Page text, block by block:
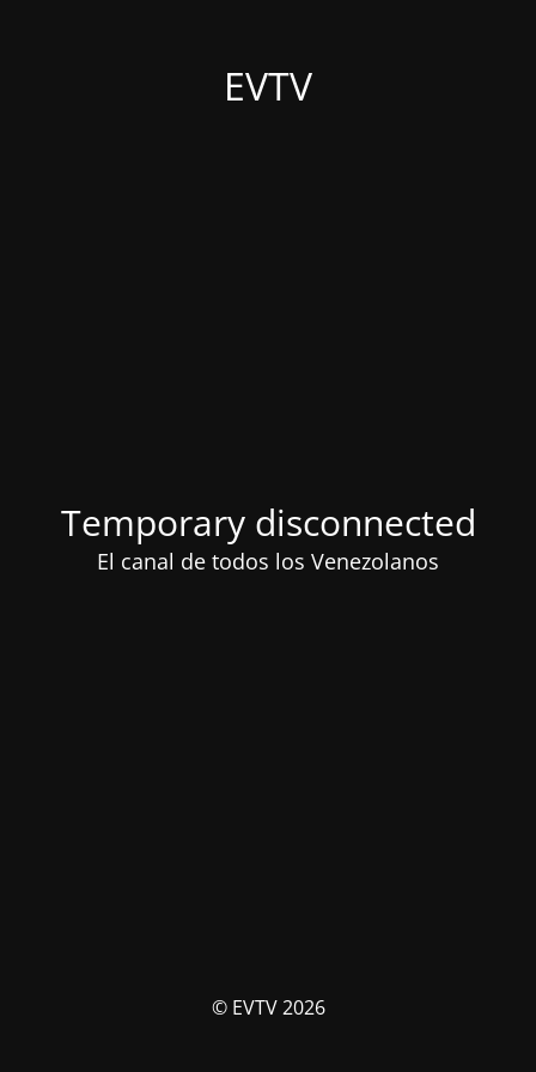
EVTV
Temporary disconnected
El canal de todos los Venezolanos
© EVTV 2026